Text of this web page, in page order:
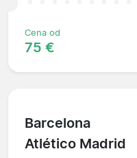
Cena od
75 €
Barcelona
Atlético Madrid